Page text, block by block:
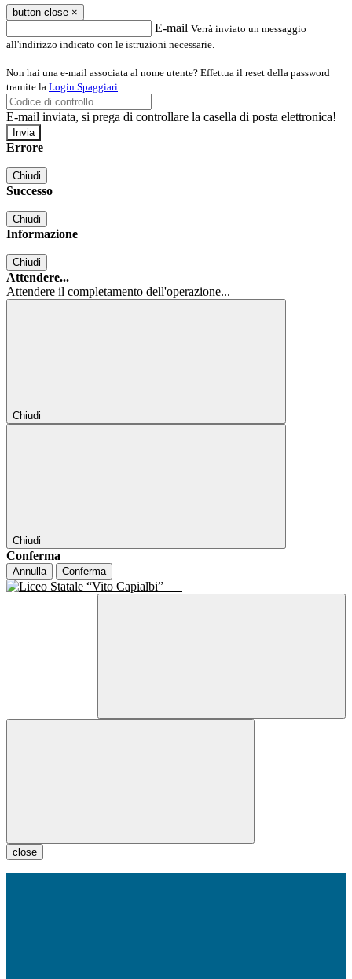
button close ×
E-mail Verrà inviato un messaggio
all'indirizzo indicato con le istruzioni necessarie.
Non hai una e-mail associata al nome utente? Effettua il reset della password
tramite la Login Spaggiari
E-mail inviata, si prega di controllare la casella di posta elettronica!
Errore
Chiudi
Successo
Chiudi
Informazione
Chiudi
Attendere...
Attendere il completamento dell'operazione...
Chiudi
Chiudi
Conferma
Annulla Conferma
close